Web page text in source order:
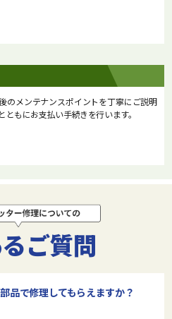
のメンテナンスポイントを丁寧にご説明
ともにお支払い手続きを行います。
ご質問
品で修理してもらえますか？